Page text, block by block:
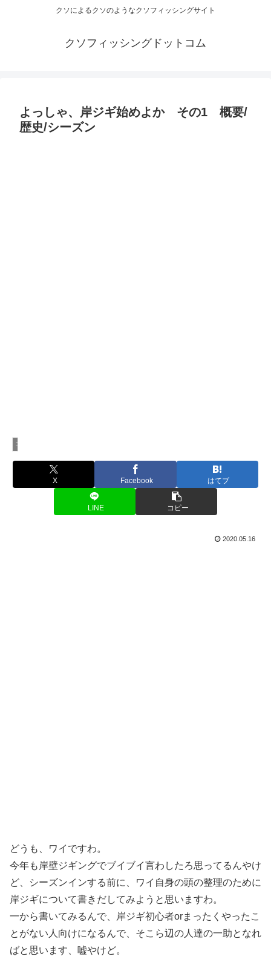
クソによるクソのようなクソフィッシングサイト
クソフィッシングドットコム
よっしゃ、岸ジギ始めよか その1 概要/
歴史/シーズン
コラム
X Facebook はてブ
LINE コピー
2020.05.16
どうも、ワイですわ。
今年も岸壁ジギングでブイブイ言わしたろ思ってるんやけ
ど、シーズンインする前に、ワイ自身の頭の整理のために
岸ジギについて書きだしてみようと思いますわ。
一から書いてみるんで、岸ジギ初心者orまったくやったこ
とがない人向けになるんで、そこら辺の人達の一助となれ
ばと思います、嘘やけど。